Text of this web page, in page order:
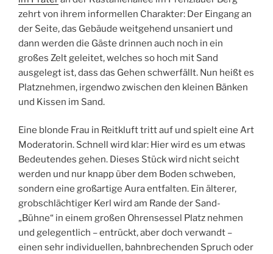
zehrt von ihrem informellen Charakter: Der Eingang an
der Seite, das Gebäude weitgehend unsaniert und
dann werden die Gäste drinnen auch noch in ein
großes Zelt geleitet, welches so hoch mit Sand
ausgelegt ist, dass das Gehen schwerfällt. Nun heißt es
Platznehmen, irgendwo zwischen den kleinen Bänken
und Kissen im Sand.
Eine blonde Frau in Reitkluft tritt auf und spielt eine Art
Moderatorin. Schnell wird klar: Hier wird es um etwas
Bedeutendes gehen. Dieses Stück wird nicht seicht
werden und nur knapp über dem Boden schweben,
sondern eine großartige Aura entfalten. Ein älterer,
grobschlächtiger Kerl wird am Rande der Sand-
„Bühne“ in einem großen Ohrensessel Platz nehmen
und gelegentlich – entrückt, aber doch verwandt –
einen sehr individuellen, bahnbrechenden Spruch oder